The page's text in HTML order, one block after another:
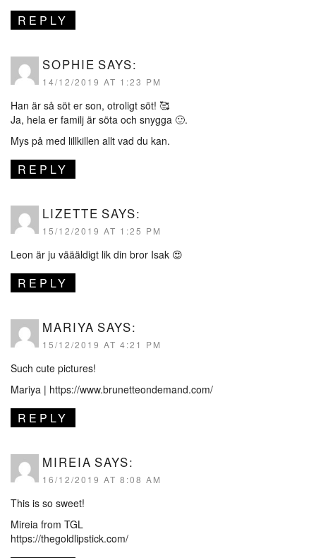
REPLY
SOPHIE SAYS:
14/12/2019 AT 1:23 PM
Han är så söt er son, otroligt söt! 🥰
Ja, hela er familj är söta och snygga 🙂.
Mys på med lillkillen allt vad du kan.
REPLY
LIZETTE SAYS:
15/12/2019 AT 1:25 PM
Leon är ju väääldigt lik din bror Isak 😍
REPLY
MARIYA SAYS:
15/12/2019 AT 4:21 PM
Such cute pictures!
Mariya | https://www.brunetteondemand.com/
REPLY
MIREIA SAYS:
16/12/2019 AT 8:08 AM
This is so sweet!
Mireia from TGL
https://thegoldlipstick.com/